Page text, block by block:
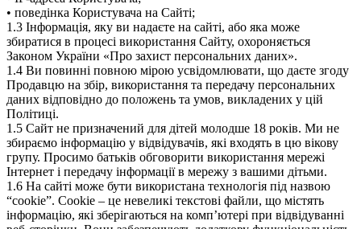
• поведінка Користувача на Сайті;
1.3 Інформація, яку ви надаєте на сайті, або яка може
збиратися в процесі використання Сайту, охороняється
Законом України «Про захист персональних даних».
1.4 Ви повинні повною мірою усвідомлювати, що даєте згоду
Продавцю на збір, використання та передачу персональних
даних відповідно до положень та умов, викладених у цій
Політиці.
1.5 Сайт не призначений для дітей молодше 18 років. Ми не
збираємо інформацію у відвідувачів, які входять в цю вікову
групу. Просимо батьків обговорити використання мережі
Інтернет і передачу інформації в мережу з вашими дітьми.
1.6 На сайті може бути використана технологія під назвою
“cookie”. Cookie – це невеликі текстові файли, що містять
інформацію, які зберігаються на комп’ютері при відвідуванні